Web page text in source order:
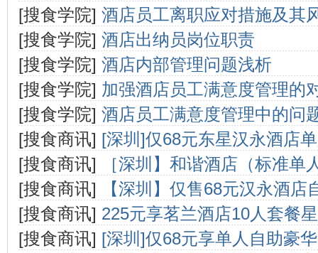
[搜食学院] 酒店员工离职应对措施及其
[搜食学院] 酒店出纳员岗位职责
[搜食学院] 酒店内部管理问题浅析
[搜食学院] 加强酒店员工满意度管理的
[搜食学院] 酒店员工满意度管理中的问
[搜食商讯] [深圳]仅68元东星汉永酒店
[搜食商讯]
［深圳】和谐酒店（标准单
[搜食商讯]
【深圳】仅售68元汉永酒店
[搜食商讯] 225元享茗兰酒店10人套餐
[搜食商讯] [深圳]仅68元享单人自助豪